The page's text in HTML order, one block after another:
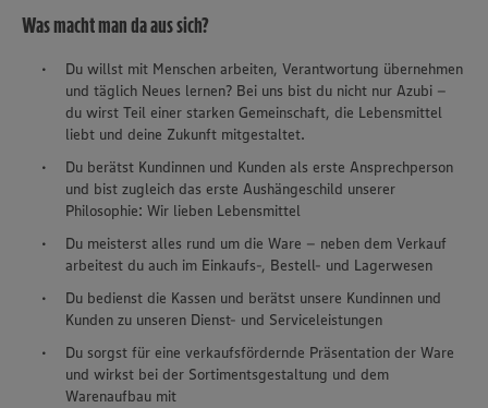
Was macht man da aus sich?
Du willst mit Menschen arbeiten, Verantwortung übernehmen
und täglich Neues lernen? Bei uns bist du nicht nur Azubi –
du wirst Teil einer starken Gemeinschaft, die Lebensmittel
liebt und deine Zukunft mitgestaltet.
Du berätst Kundinnen und Kunden als erste Ansprechperson
und bist zugleich das erste Aushängeschild unserer
Philosophie: Wir lieben Lebensmittel
Du meisterst alles rund um die Ware – neben dem Verkauf
arbeitest du auch im Einkaufs-, Bestell- und Lagerwesen
Du bedienst die Kassen und berätst unsere Kundinnen und
Kunden zu unseren Dienst- und Serviceleistungen
Du sorgst für eine verkaufsfördernde Präsentation der Ware
und wirkst bei der Sortimentsgestaltung und dem
Warenaufbau mit